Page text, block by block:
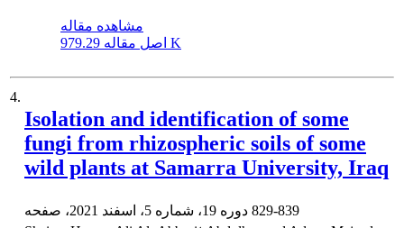
مشاهده مقاله
اصل مقاله 979.29 K
4.
Isolation and identification of some
fungi from rhizospheric soils of some
wild plants at Samarra University, Iraq
829-839